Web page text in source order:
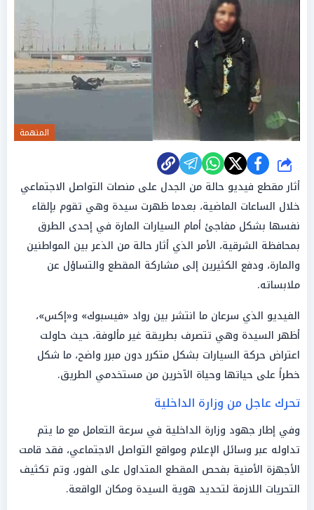
المتهمة
شارك
أثار مقطع فيديو حالة من الجدل على منصات التواصل الاجتماعي
خلال الساعات الماضية، بعدما ظهرت سيدة وهي تقوم بإلقاء
نفسها بشكل مفاجئ أمام السيارات المارة في إحدى الطرق
بمحافظة الشرقية، الأمر الذي أثار حالة من الذعر بين المواطنين
والمارة، ودفع الكثيرين إلى مشاركة المقطع والتساؤل عن
ملابساته.
الفيديو الذي سرعان ما انتشر بين رواد «فيسبوك» و«إكس»،
أظهر السيدة وهي تتصرف بطريقة غير مألوفة، حيث حاولت
اعتراض حركة السيارات بشكل متكرر دون مبرر واضح، ما شكل
خطراً على حياتها وحياة الآخرين من مستخدمي الطريق.
تحرك عاجل من وزارة الداخلية
وفي إطار جهود وزارة الداخلية في سرعة التعامل مع ما يتم
تداوله عبر وسائل الإعلام ومواقع التواصل الاجتماعي، فقد قامت
الأجهزة الأمنية بفحص المقطع المتداول على الفور، وتم تكثيف
التحريات اللازمة لتحديد هوية السيدة ومكان الواقعة.